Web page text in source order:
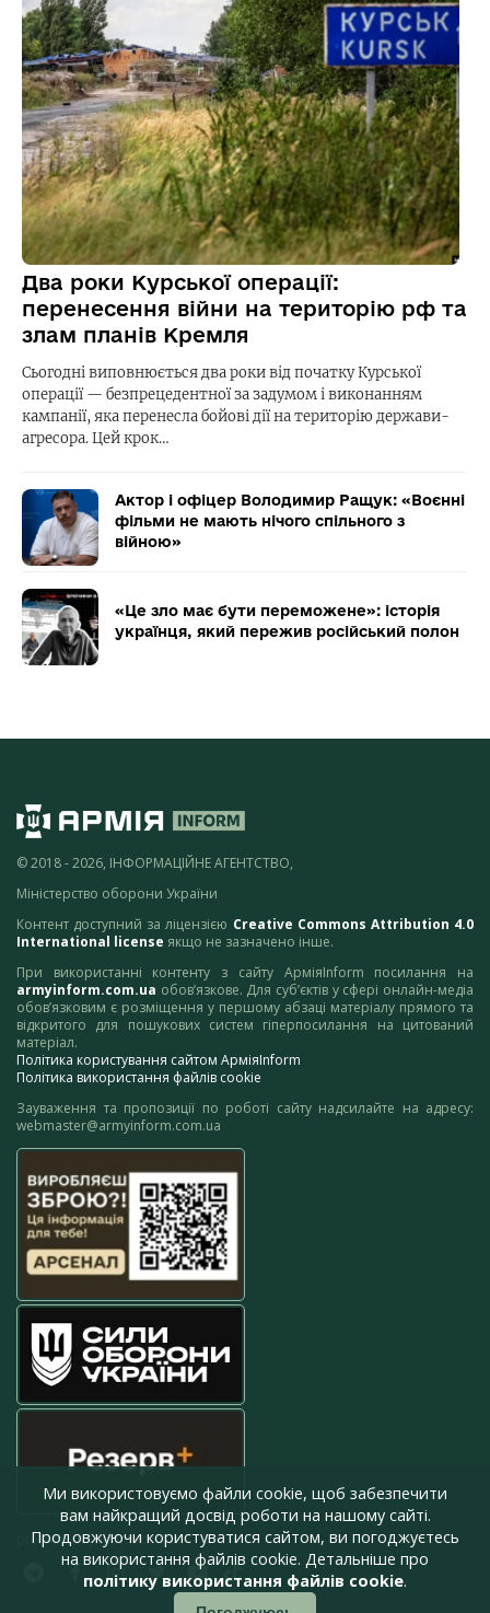
Два роки Курської операції:
перенесення війни на територію рф та
злам планів Кремля
Сьогодні виповнюється два роки від початку Курської
операції — безпрецедентної за задумом і виконанням
кампанії, яка перенесла бойові дії на територію держави-
агресора. Цей крок…
Актор і офіцер Володимир Ращук: «Воєнні
фільми не мають нічого спільного з
війною»
«Це зло має бути переможене»: історія
українця, який пережив російський полон
© 2018 - 2026, ІНФОРМАЦІЙНЕ АГЕНТСТВО,
Міністерство оборони України
Контент доступний за ліцензією Creative Commons Attribution 4.0
International license якщо не зазначено інше.
При використанні контенту з сайту АрміяInform посилання на
armyinform.com.ua обов’язкове. Для суб’єктів у сфері онлайн-медіа
обов’язковим є розміщення у першому абзаці матеріалу прямого та
відкритого для пошукових систем гіперпосилання на цитований
матеріал.
Політика користування сайтом АрміяInform
Політика використання файлів cookie
Зауваження та пропозиції по роботі сайту надсилайте на адресу:
webmaster@armyinform.com.ua
press@armyinform.com.ua
Ми використовуємо файли cookie, щоб забезпечити
вам найкращий досвід роботи на нашому сайті.
Продовжуючи користуватися сайтом, ви погоджуєтесь
на використання файлів cookie. Детальніше про
політику використання файлів cookie.